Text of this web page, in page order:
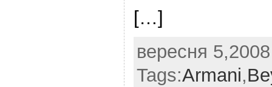
[…]
вересня
Tags:Armani,